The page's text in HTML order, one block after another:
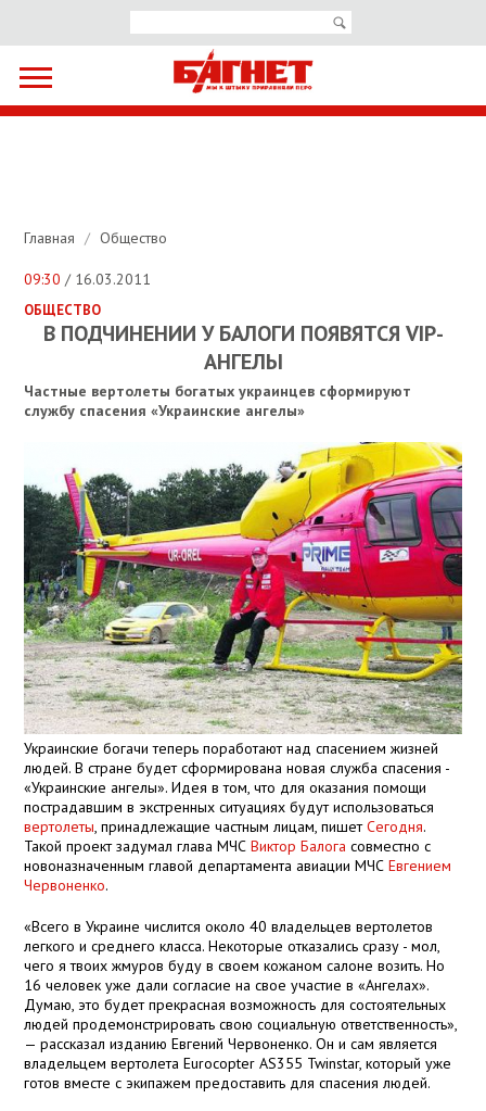
Главная / Общество
09:30 / 16.03.2011
ОБЩЕСТВО
В ПОДЧИНЕНИИ У БАЛОГИ ПОЯВЯТСЯ VIP-
АНГЕЛЫ
Частные вертолеты богатых украинцев сформируют
службу спасения «Украинские ангелы»
Украинские богачи теперь поработают над спасением жизней
людей. В стране будет сформирована новая служба спасения -
«Украинские ангелы». Идея в том, что для оказания помощи
пострадавшим в экстренных ситуациях будут использоваться
вертолеты, принадлежащие частным лицам, пишетСегодня.
Такой проект задумал глава МЧСВиктор Балога совместно с
новоназначенным главой департамента авиации МЧСЕвгением
Червоненко.
«Всего в Украине числится около 40 владельцев вертолетов
легкого и среднего класса. Некоторые отказались сразу - мол,
чего я твоих жмуров буду в своем кожаном салоне возить. Но
16 человек уже дали согласие на свое участие в «Ангелах».
Думаю, это будет прекрасная возможность для состоятельных
людей продемонстрировать свою социальную ответственность»,
— рассказал изданию Евгений Червоненко. Он и сам является
владельцем вертолета Eurocopter АS355 Twinstar, который уже
готов вместе с экипажем предоставить для спасения людей.